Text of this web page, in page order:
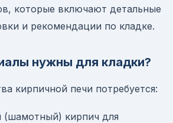
которые включают детальные
и рекомендации по кладке.
нужны для кладки?
кирпичной печи потребуется:
(шамотный) кирпич для